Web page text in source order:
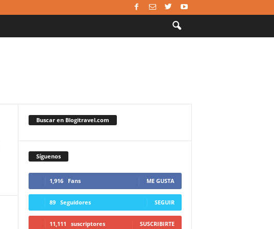
Buscar en Blogitravel.com
Síguenos
1,916 Fans ME GUSTA
89 Seguidores SEGUIR
11,111 suscriptores SUSCRIBIRTE